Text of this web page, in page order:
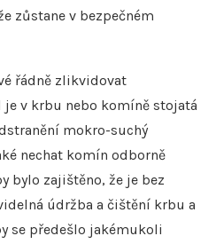
zůstane v bezpečném
řádně zlikvidovat
je v krbu nebo komíně stojatá
mokro-suchý
nechat komín odborně
bylo zajištěno, že je bez
údržba a čištění krbu a
se předešlo jakémukoli